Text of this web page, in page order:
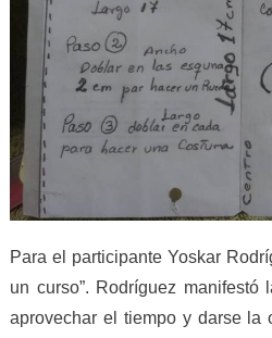
Para el participante Yoskar
un curso”. Rodríguez manifestó
aprovechar el tiempo y darse la